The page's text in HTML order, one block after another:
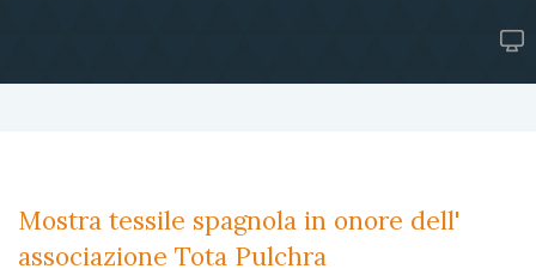
Mostra tessile spagnola in onore dell'
associazione Tota Pulchra